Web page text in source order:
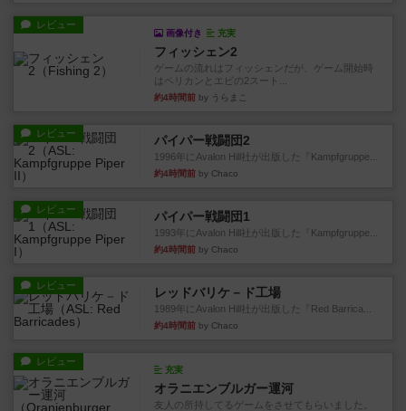
レビュー
画像付き 充実
フィッシェン2
ゲームの流れはフィッシェンだが、ゲーム開始時
はペリカンとエビの2スート...
約4時間前 by うらまこ
レビュー パイパー戦闘団2
1996年にAvalon Hill社が出版した『Kampfgruppe...
約4時間前 by Chaco
レビュー パイパー戦闘団1
1993年にAvalon Hill社が出版した『Kampfgruppe...
約4時間前 by Chaco
レビュー レッドバリケ－ド工場
1989年にAvalon Hill社が出版した『Red Barrica...
約4時間前 by Chaco
レビュー
充実
オラニエンブルガー運河
友人の所持してるゲームをさせてもらいました。